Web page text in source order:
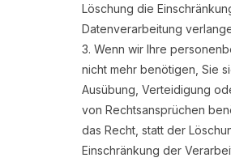
Löschung die
Datenverarbeitung
Wenn wir Ihre
nicht mehr benötigen, Sie
Ausübung, Verteidigung
von Rechtsansprüchen
das Recht, statt der
Einschränkung der